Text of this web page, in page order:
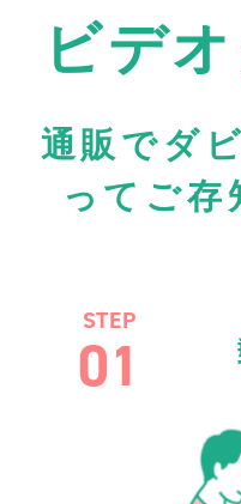
ビデ
通販でダ
ってご存
STEP
01